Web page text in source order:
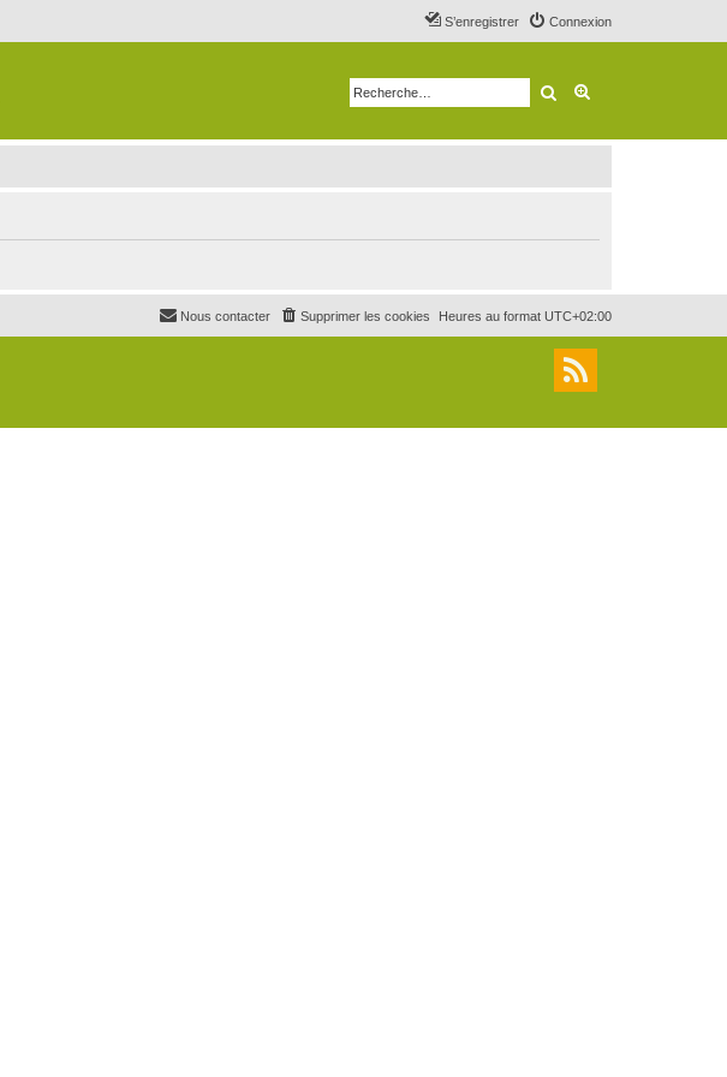
Connexion
S’enregistrer
Rechercher
Heures au format UTC+02:00
Supprimer les cookies
Nous contacter